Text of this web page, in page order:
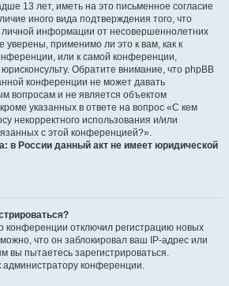
13 лет, иметь на это письменное согласие
иного вида подтверждения того, что
информации от несовершеннолетних
применимо ли это к вам, как к
или к самой конференции,
Обратите внимание, что phpBB
конференции не может давать
вопросам и не является объектом
указанных в ответе на вопрос «С кем
некорректного использования и/или
с этой конференцией?».
в России данный акт не имеет юридической
конференции отключил регистрацию новых
что он заблокировал ваш IP-адрес или
вы пытаетесь зарегистрироваться.
конференции.